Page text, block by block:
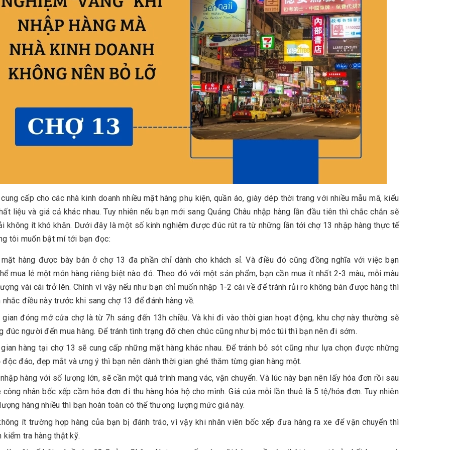
cấp cho các nhà kinh doanh nhiều mặt hàng phụ kiện, quần áo, giày dép thời trang với nhiều mẫu mã, kiểu
liệu và giá cả khác nhau. Tuy nhiên nếu bạn mới sang Quảng Châu nhập hàng lần đầu tiên thì chắc chắn sẽ
không ít khó khăn. Dưới đây là một số kinh nghiệm được đúc rút ra từ những lần tới chợ 13 nhập hàng thực tế
tôi muốn bật mí tới bạn đọc:
mặt hàng được bày bán ở chợ 13 đa phần chỉ dành cho khách sỉ. Và điều đó cũng đồng nghĩa với việc bạn
mua lẻ một món hàng riêng biệt nào đó. Theo đó với một sản phẩm, bạn cần mua ít nhất 2-3 màu, mỗi màu
vài cái trở lên. Chính vì vậy nếu như bạn chỉ muốn nhập 1-2 cái về để tránh rủi ro không bán được hàng thì
nhắc điều này trước khi sang chợ 13 để đánh hàng về.
gian đóng mở cửa chợ là từ 7h sáng đến 13h chiều. Và khi đi vào thời gian hoạt động, khu chợ này thường sẽ
đúc người đến mua hàng. Để tránh tình trạng đỡ chen chúc cũng như bị móc túi thì bạn nên đi sớm.
hàng tại chợ 13 sẽ cung cấp những mặt hàng khác nhau. Để tránh bỏ sót cũng như lựa chọn được những
độc đáo, đẹp mắt và ưng ý thì bạn nên dành thời gian ghé thăm từng gian hàng một.
nhập hàng với số lượng lớn, sẽ cần một quá trình mang vác, vận chuyển. Và lúc này bạn nên lấy hóa đơn rồi sau
công nhân bốc xếp cầm hóa đơn đi thu hàng hóa hộ cho mình. Giá của mỗi lần thuê là 5 tệ/hóa đơn. Tuy nhiên
hàng nhiều thì bạn hoàn toàn có thể thương lượng mức giá này.
ít trường hợp hàng của bạn bị đánh tráo, vì vậy khi nhân viên bốc xếp đưa hàng ra xe để vận chuyển thì
kiểm tra hàng thật kỹ.